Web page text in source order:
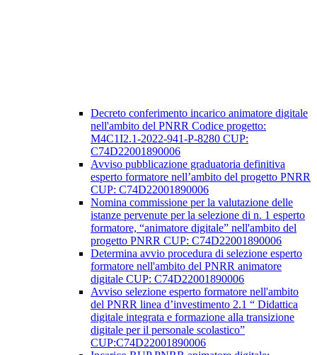
Decreto conferimento incarico animatore digitale
nell'ambito del PNRR Codice progetto:
M4C1I2.1-2022-941-P-8280 CUP:
C74D22001890006
Avviso pubblicazione graduatoria definitiva
esperto formatore nell’ambito del progetto PNRR
CUP: C74D22001890006
Nomina commissione per la valutazione delle
istanze pervenute per la selezione di n. 1 esperto
formatore, “animatore digitale” nell'ambito del
progetto PNRR CUP: C74D22001890006
Determina avvio procedura di selezione esperto
formatore nell'ambito del PNRR animatore
digitale CUP: C74D22001890006
Avviso selezione esperto formatore nell'ambito
del PNRR linea d’investimento 2.1 “ Didattica
digitale integrata e formazione alla transizione
digitale per il personale scolastico”
CUP:C74D22001890006